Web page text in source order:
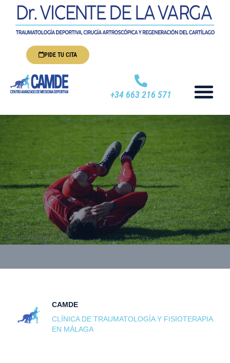
PIDE TU CITA
+34 663 216 571
CAMDE
CLÍNICA DE TRAUMATOLOGÍA Y FISIOTERAPIA
EN MÁLAGA